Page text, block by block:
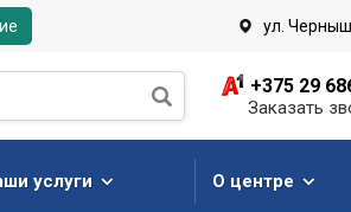
ул.
+375 29
Заказать
услуги О центре